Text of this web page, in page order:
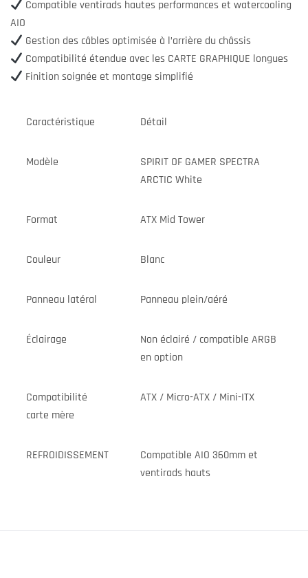
Compatible ventirads hautes performances et watercooling
AIO
Gestion des câbles optimisée à l’arrière du châssis
Compatibilité étendue avec les CARTE GRAPHIQUE longues
Finition soignée et montage simplifié
Caractéristique Détail
Modèle
SPIRIT OF GAMER SPECTRA
ARCTIC White
Format ATX Mid Tower
Couleur Blanc
Panneau latéral Panneau plein/aéré
Éclairage
Non éclairé / compatible ARGB
en option
Compatibilité
carte mère
ATX / Micro-ATX / Mini-ITX
REFROIDISSEMENT
Compatible AIO 360mm et
ventirads hauts